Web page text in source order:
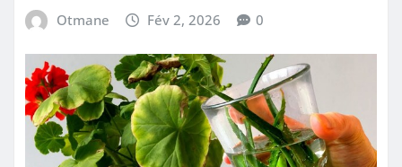
Otmane Fév 2, 2026 0